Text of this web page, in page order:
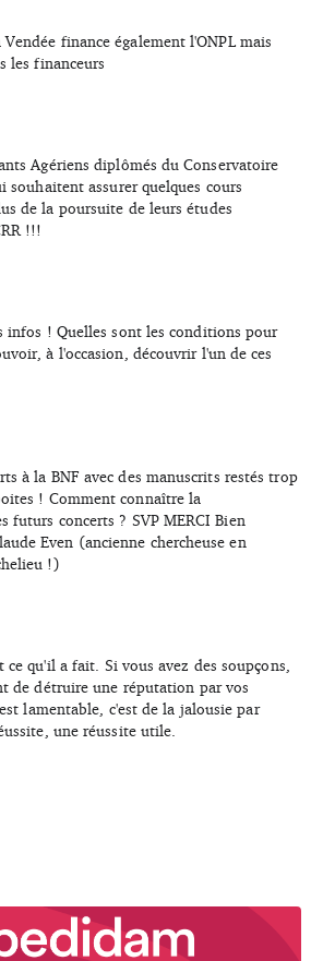
finance également l'ONPL mais
les financeurs
Agériens diplômés du Conservatoire
souhaitent assurer quelques cours
de la poursuite de leurs études
!!!
infos ! Quelles sont les conditions pour
à l'occasion, découvrir l'un de ces
à la BNF avec des manuscrits restés trop
! Comment connaître la
futurs concerts ? SVP MERCI Bien
Even (ancienne chercheuse en
!)
ce qu'il a fait. Si vous avez des soupçons,
de détruire une réputation par vos
lamentable, c'est de la jalousie par
une réussite utile.